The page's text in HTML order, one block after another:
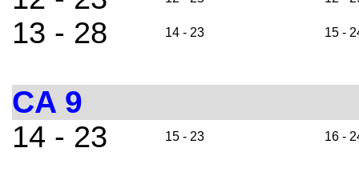
13 - 28 14 - 23 15 -
CA 9
14 - 23 15 - 23 16 -